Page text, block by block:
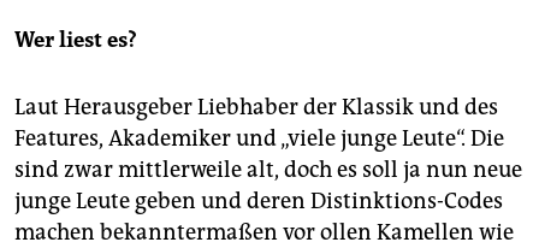
Wer liest es?
Laut Herausgeber Liebhaber der Klassik und des
Features, Akademiker und „viele junge Leute“. Die
sind zwar mittlerweile alt, doch es soll ja nun neue
junge Leute geben und deren Distinktions-Codes
machen bekanntermaßen vor ollen Kamellen wie